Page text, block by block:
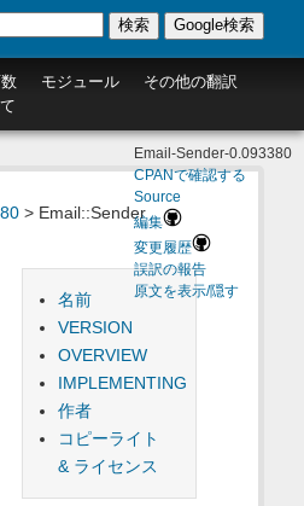
モジュール
その他の翻訳
検索 Google検索
> Email::Sender
Email-Sender-0.093380
CPANで確認する
Source
編集
変更履歴
誤訳の報告
原文を表示/隠す
名前
VERSION
OVERVIEW
IMPLEMENTING
作者
コピーライト
& ライセンス